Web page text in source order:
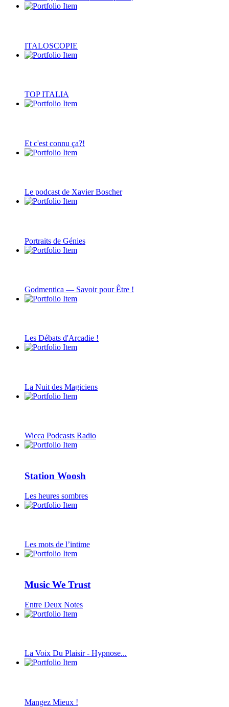
ITALOSCOPIE
TOP ITALIA
Et c'est connu ça?!
Le podcast de Xavier Boscher
Portraits de Génies
Godmentica — Savoir pour Être !
Les Débats d'Arcadie !
La Nuit des Magiciens
Wicca Podcasts Radio
Station Woosh
Les heures sombres
Les mots de l’intime
Music We Trust
Entre Deux Notes
La Voix Du Plaisir - Hypnose...
Mangez Mieux !